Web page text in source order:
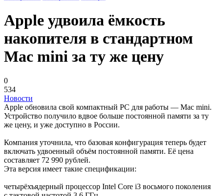
Apple удвоила ёмкость
накопителя в стандартном
Mac mini за ту же цену
0
534
Новости
Apple обновила свой компактный PC для работы — Mac mini.
Устройство получило вдвое больше постоянной памяти за ту
же цену, и уже доступно в России.
Компания уточнила, что базовая конфигурация теперь будет
включать удвоенный объём постоянной памяти. Её цена
составляет 72 990 рублей.
Эта версия имеет такие спецификации:
четырёхъядерный процессор Intel Core i3 восьмого поколения